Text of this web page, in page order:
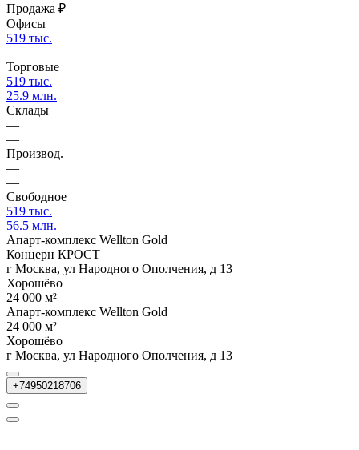
Продажа ₽
Офисы
519 тыс.
—
Торговые
519 тыс.
25.9 млн.
Склады
—
—
Производ.
—
—
Свободное
519 тыс.
56.5 млн.
Апарт-комплекс Wellton Gold
Концерн КРОСТ
г Москва, ул Народного Ополчения, д 13
Хорошёво
24 000 м²
Апарт-комплекс Wellton Gold
24 000 м²
Хорошёво
г Москва, ул Народного Ополчения, д 13
+74950218706